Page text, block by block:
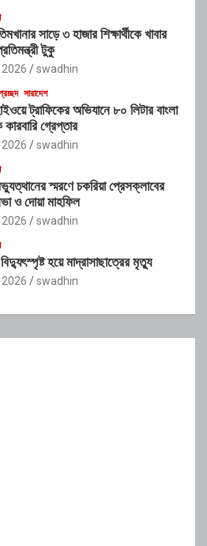
সাড়ে ৩ হাজার শিক্ষার্থীকে খাবার
টুকু
swadhin
সারাদেশ
ট্রাফিকের অভিযানে ৮০ লিটার বাংলা
গ্রেপ্তার
swadhin
স্মরণে চকরিয়া প্রেসক্লাবের
ও দোয়া মাহফিল
swadhin
হয়ে মাদ্রাসাছাত্রের মৃত্যু
swadhin